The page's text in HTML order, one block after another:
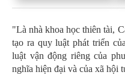
"Là nhà khoa học thiên tài,
tạo ra quy luật phát triển
luật vận động riêng của
nghĩa hiện đại và của xã hội